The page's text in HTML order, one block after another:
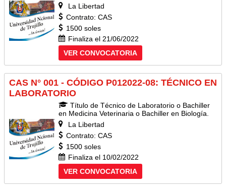
La Libertad
Contrato: CAS
1500 soles
Finaliza el 21/06/2022
VER CONVOCATORIA
CAS N° 001 - CÓDIGO P012022-08: TÉCNICO EN
LABORATORIO
Título de Técnico de Laboratorio o Bachiller
en Medicina Veterinaria o Bachiller en Biología.
La Libertad
Contrato: CAS
1500 soles
Finaliza el 10/02/2022
VER CONVOCATORIA